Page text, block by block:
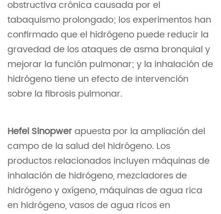
obstructiva crónica causada por el
tabaquismo prolongado; los experimentos han
confirmado que el hidrógeno puede reducir la
gravedad de los ataques de asma bronquial y
mejorar la función pulmonar; y la inhalación de
hidrógeno tiene un efecto de intervención
sobre la fibrosis pulmonar.
Hefei Sinopwerapuesta por la ampliación del
campo de la salud del hidrógeno. Los
productos relacionados incluyen máquinas de
inhalación de hidrógeno, mezcladores de
hidrógeno y oxígeno, máquinas de agua rica
en hidrógeno, vasos de agua ricos en